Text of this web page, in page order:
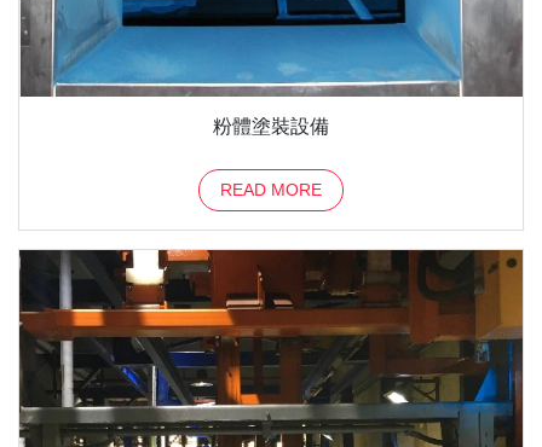
粉體塗裝設備
READ MORE